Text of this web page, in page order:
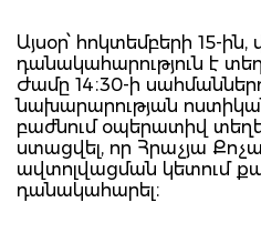
Այսօր՝ հոկտեմբերի 15-
դանակահարություն է
Ժամը 14։30-ի
նախարարության
բաժնում օպերատիվ
ստացվել, որ Հրաչյա
ավտոլվացման կետում
դանակահարել։